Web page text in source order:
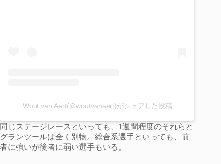
Wout van Aert(@woutvanaert)がシェアした投稿
同じステージレースといっても、1週間程度のそれらと
グランツールは全く別物。総合系選手といっても、前
者に強いが後者に弱い選手もいる。